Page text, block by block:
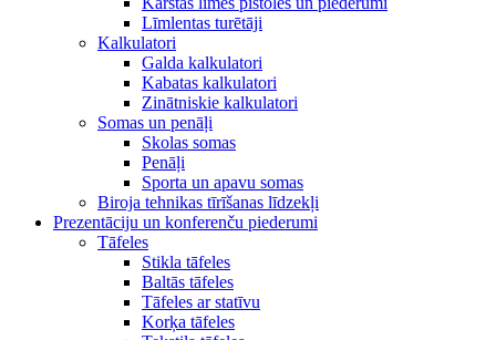
Līmlentas turētāji
Kalkulatori
Galda kalkulatori
Kabatas kalkulatori
Zinātniskie kalkulatori
Somas un penāļi
Skolas somas
Penāļi
Sporta un apavu somas
Biroja tehnikas tīrīšanas līdzekļi
Prezentāciju un konferenču piederumi
Tāfeles
Stikla tāfeles
Baltās tāfeles
Tāfeles ar statīvu
Korķa tāfeles